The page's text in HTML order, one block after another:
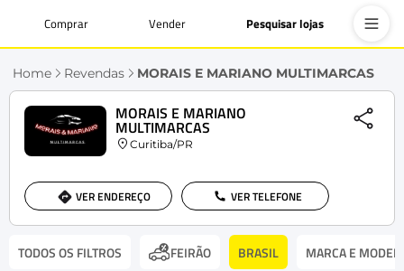
Comprar Vender Pesquisar lojas
Home Revendas MORAIS E MARIANO MULTIMARCAS
MORAIS E MARIANO
MULTIMARCAS
Curitiba/PR
VER ENDEREÇO VER TELEFONE
TODOS OS FILTROS FEIRÃO BRASIL MARCA E